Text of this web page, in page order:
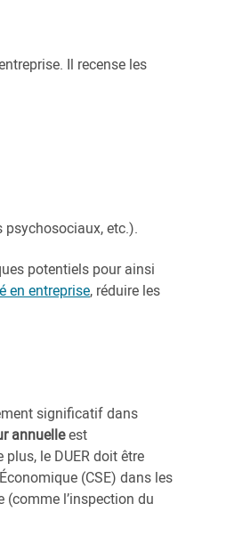
Il recense les
etc.).
potentiels pour ainsi
en entreprise, réduire les
significatif dans
annuelleest
le DUER doit être
(CSE) dans les
(comme l’inspection du